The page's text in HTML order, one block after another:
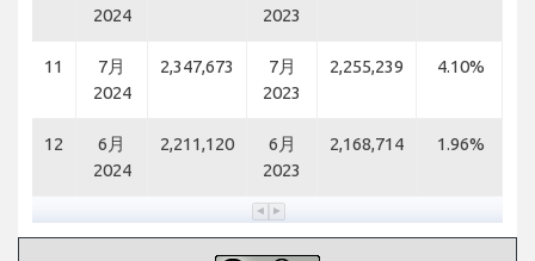
2024
2023
11
7月
2024
2,347,673
7月
2023
2,255,239 4.10%
12
6月
2024
2,211,120
6月
2023
2,168,714 1.96%